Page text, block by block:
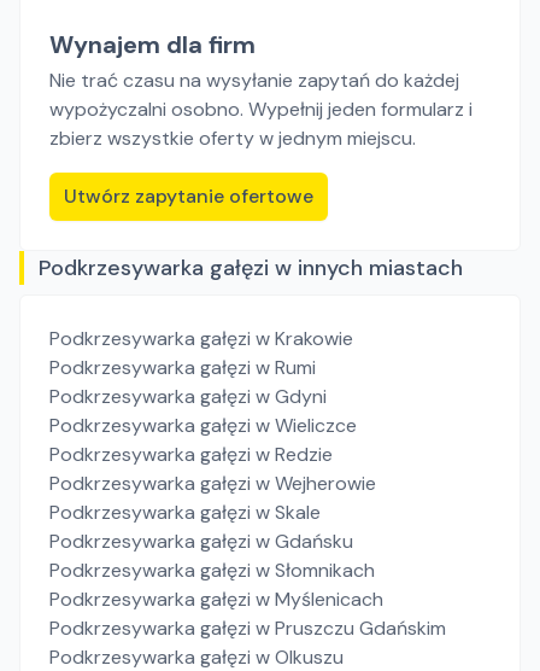
Wynajem dla firm
Nie trać czasu na wysyłanie zapytań do każdej
wypożyczalni osobno. Wypełnij jeden formularz i
zbierz wszystkie oferty w jednym miejscu.
Utwórz zapytanie ofertowe
Podkrzesywarka gałęzi w innych miastach
Podkrzesywarka gałęzi w Krakowie
Podkrzesywarka gałęzi w Rumi
Podkrzesywarka gałęzi w Gdyni
Podkrzesywarka gałęzi w Wieliczce
Podkrzesywarka gałęzi w Redzie
Podkrzesywarka gałęzi w Wejherowie
Podkrzesywarka gałęzi w Skale
Podkrzesywarka gałęzi w Gdańsku
Podkrzesywarka gałęzi w Słomnikach
Podkrzesywarka gałęzi w Myślenicach
Podkrzesywarka gałęzi w Pruszczu Gdańskim
Podkrzesywarka gałęzi w Olkuszu